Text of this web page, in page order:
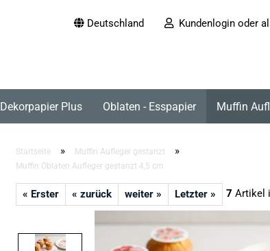
Deutschland Kundenlogin oder
Dekorpapier Plus Oblaten - Esspapier Muffin
Startseite » Muffin Aufleger gestanzt »
Muffin Oblaten Aufleger gestanzt 4,5 cm
« Erster « zurück weiter » Letzter » 7 Artikel